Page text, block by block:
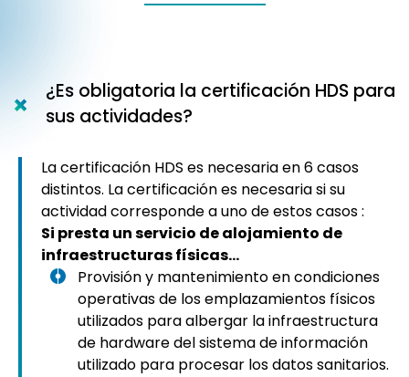
¿Es obligatoria la certificación HDS para
sus actividades?
La certificación HDS es necesaria en 6 casos
distintos. La certificación es necesaria si su
actividad corresponde a uno de estos casos :
Si presta un servicio de alojamiento de
infraestructuras físicas…
Provisión y mantenimiento en condiciones
operativas de los emplazamientos físicos
utilizados para albergar la infraestructura
de hardware del sistema de información
utilizado para procesar los datos sanitarios.